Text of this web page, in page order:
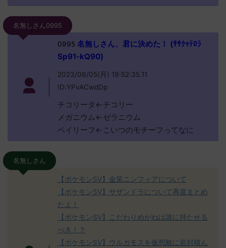
名無しさん0995
0995名無しさん、君に決めた！ (ｻｻｸｯﾃﾛﾗ
Sp91-kQ90)
2023/06/05(月) 19:52:35.11
ID:YPvACwdDp
チコリータ←チコリー
メガニウム←ゼラニウム
ベイリーフ←こいつのモチーフってなに
名無しさん
【ポケモンSV】金策ニンフィアについて
【ポケモンSV】サザンドラについて再度まとめ
たよ！
【ポケモンSV】こだわりめがねは誰に持たせる
べき！？
【ポケモンSV】ウルガモスを仮想敵に岩封積ん